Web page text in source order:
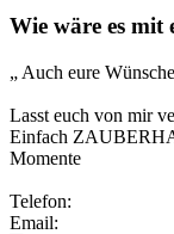
Wie wäre es mit
„ Auch eure
Lasst euch von mir
Einfach
Momente
Telefon:
Email: